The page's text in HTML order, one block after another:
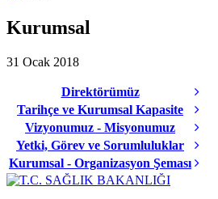
Kurumsal
31 Ocak 2018
Direktörümüz
Tarihçe ve Kurumsal Kapasite
Vizyonumuz - Misyonumuz
Yetki, Görev ve Sorumluluklar
Kurumsal - Organizasyon Şeması